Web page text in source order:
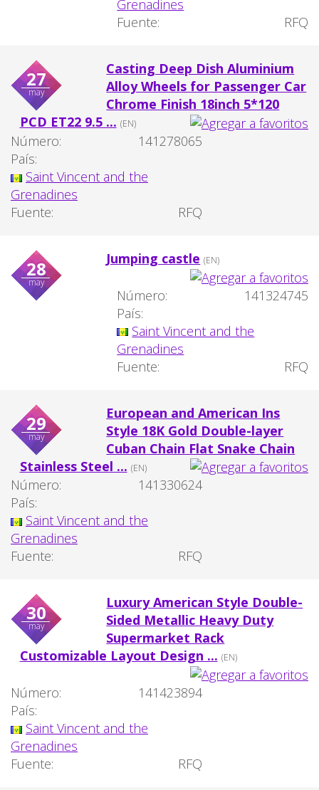
Grenadines
Fuente:
RFQ
27
may
Casting Deep Dish Aluminium
Alloy Wheels for Passenger Car
Chrome Finish 18inch 5*120
PCD ET22 9.5 ... (EN)
Número:
141278065
País:
Saint Vincent and the
Grenadines
Fuente:
RFQ
28
may
Jumping castle (EN)
Número:
141324745
País:
Saint Vincent and the
Grenadines
Fuente:
RFQ
29
may
European and American Ins
Style 18K Gold Double-layer
Cuban Chain Flat Snake Chain
Stainless Steel ... (EN)
Número:
141330624
País:
Saint Vincent and the
Grenadines
Fuente:
RFQ
30
may
Luxury American Style Double-
Sided Metallic Heavy Duty
Supermarket Rack
Customizable Layout Design ... (EN)
Número:
141423894
País:
Saint Vincent and the
Grenadines
Fuente:
RFQ